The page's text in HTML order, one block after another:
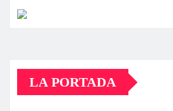
LA PORTADA